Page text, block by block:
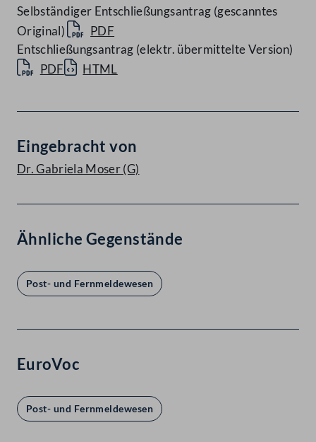
Selbständiger Entschließungsantrag (gescanntes
Original)
PDF
Entschließungsantrag (elektr. übermittelte Version)
PDF
HTML
Eingebracht von
Dr. Gabriela Moser(G)
Ähnliche Gegenstände
Post- und Fernmeldewesen
EuroVoc
Post- und Fernmeldewesen